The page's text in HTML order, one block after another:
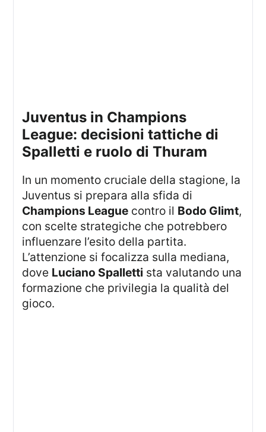
Juventus in Champions
League: decisioni tattiche di
Spalletti e ruolo di Thuram
In un momento cruciale della stagione, la
Juventus si prepara alla sfida di
Champions League contro il Bodo Glimt,
con scelte strategiche che potrebbero
influenzare l’esito della partita.
L’attenzione si focalizza sulla mediana,
dove Luciano Spalletti sta valutando una
formazione che privilegia la qualità del
gioco.